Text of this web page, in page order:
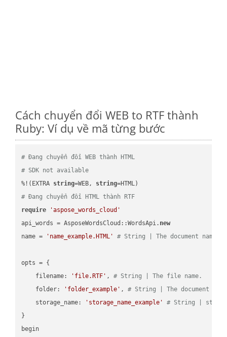
Cách chuyển đổi WEB to RTF thành
Ruby: Ví dụ về mã từng bước
# Đang chuyển đổi WEB thành HTML
# SDK not available
%!(EXTRA string=WEB, string
# Đang chuyển đổi HTML thành RTF
require
'aspose_words_cloud'
api_words = AsposeWordsCloud::WordsApi. new
name =
'name_example.HTML' # String | The document name.
opts = {
    filename:
'file.RTF' , # String | The file name.
    folder:
'folder_example' , # String | The document
    storage_name:
'storage_name_example'
# String |
}
begin